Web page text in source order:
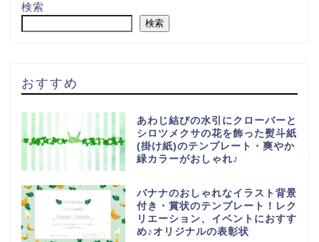
検索
検索
おすすめ
あわじ結びの水引にクローバーと
シロツメクサの花を飾った熨斗紙
(掛け紙)のテンプレート・爽やか
緑カラーがおしゃれ♪
バナナのおしゃれなイラスト背景
付き・賞状のテンプレート！レク
リエーション、イベントにおすす
め♪オリジナルの表彰状